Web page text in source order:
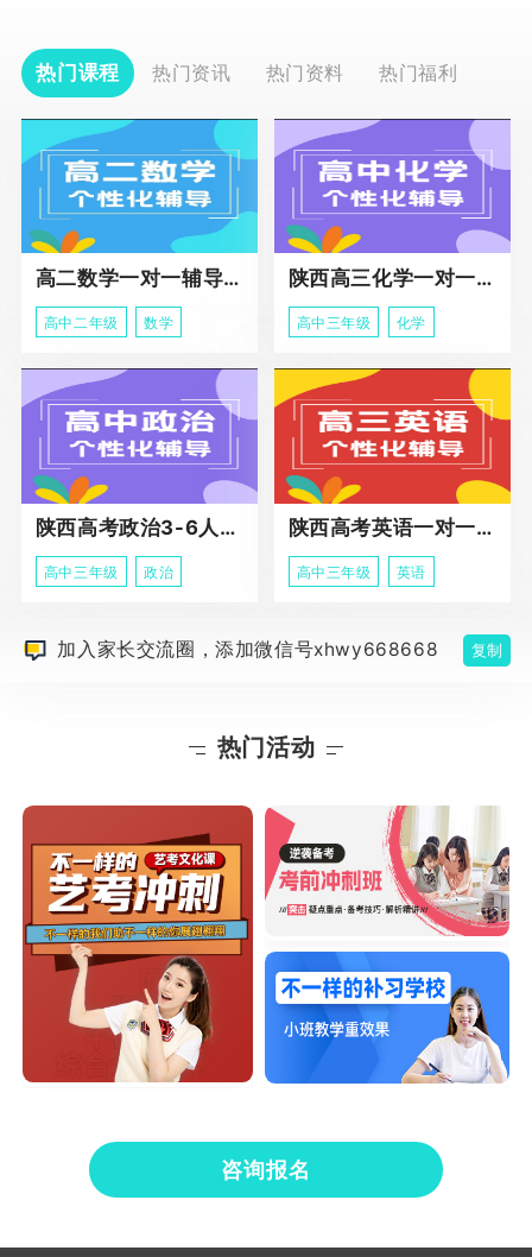
热门课程 热门资讯 热门资料 热门福利
高二数学一对一辅导课程
高中二年级 数学
陕西高三化学一对一个性化辅导课程
高中三年级 化学
陕西高考政治3-6人班课程
高中三年级 政治
陕西高考英语一对一冲刺课程
高中三年级 英语
加入家长交流圈，添加微信号xhwy668668 复制
热门活动
咨询报名